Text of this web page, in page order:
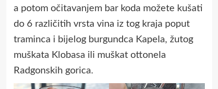
a potom očitavanjem bar koda možete kušati
do 6 različitih vrsta vina iz tog kraja poput
traminca i bijelog burgundca Kapela, žutog
muškata Klobasa ili muškat ottonela
Radgonskih gorica.